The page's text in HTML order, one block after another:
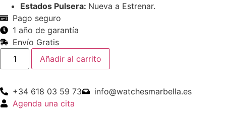
Estados Pulsera: Nueva a Estrenar.
Pago seguro
1 año de garantía
Envío Gratis
Añadir al carrito
+34 618 03 59 73
info@watchesmarbella.es
Agenda una cita